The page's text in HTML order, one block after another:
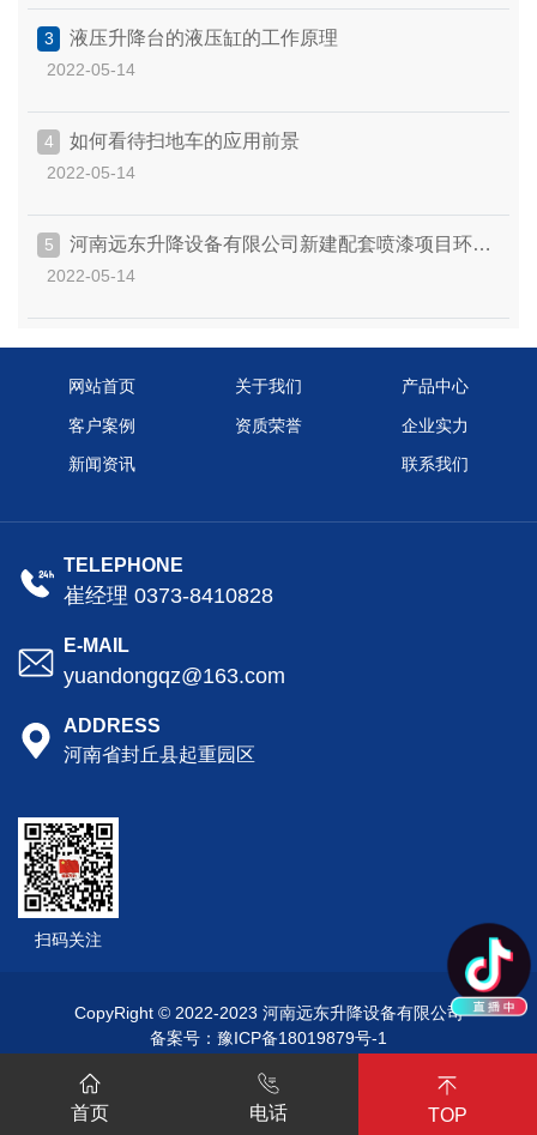
3 液压升降台的液压缸的工作原理
2022-05-14
4 如何看待扫地车的应用前景
2022-05-14
5
河南远东升降设备有限公司新建配套喷漆项目环境
保护
2022-05-14
网站首页 关于我们 产品中心
客户案例 资质荣誉 企业实力
新闻资讯 联系我们
TELEPHONE
崔经理 0373-8410828
E-MAIL
yuandongqz@163.com
ADDRESS
河南省封丘县起重园区
扫码关注
CopyRight © 2022-2023 河南远东升降设备有限公司
备案号： 豫ICP备18019879号-1
首页 电话 TOP